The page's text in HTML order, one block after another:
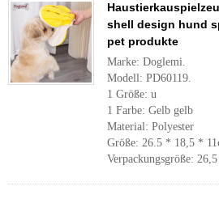
shell design hund
pet produkte
Marke: Doglemi.
Modell: PD60119.
1 Größe: u
1 Farbe: Gelb gelb
Material: Polyester
Größe: 26.5 * 18,5 *
Verpackungsgröße: